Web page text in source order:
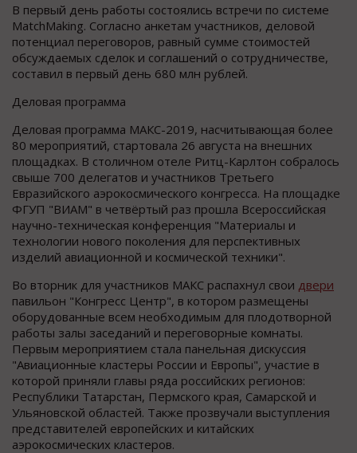
В первый день работы состоялись встречи по системе
MatchMaking. Согласно анкетам участников, деловой
потенциал переговоров, равный сумме стоимостей
обсуждаемых сделок и соглашений о сотрудничестве,
составил в первый день 680 млн рублей.
Деловая программа
Деловая программа МАКС-2019, насчитывающая более
80 мероприятий, стартовала 26 августа на внешних
площадках. В столичном отеле Ритц-Карлтон собралось
свыше 700 делегатов и участников Третьего
Евразийского аэрокосмического конгресса. На площадке
ФГУП "ВИАМ" в четвёртый раз прошла Всероссийская
научно-техническая конференция "Материалы и
технологии нового поколения для перспективных
изделий авиационной и космической техники".
Во вторник для участников МАКС распахнул свои двери
павильон "Конгресс Центр", в котором размещены
оборудованные всем необходимым для плодотворной
работы залы заседаний и переговорные комнаты.
Первым мероприятием стала панельная дискуссия
"Авиационные кластеры России и Европы", участие в
которой приняли главы ряда российских регионов:
Республики Татарстан, Пермского края, Самарской и
Ульяновской областей. Также прозвучали выступления
представителей европейских и китайских
аэрокосмических кластеров.